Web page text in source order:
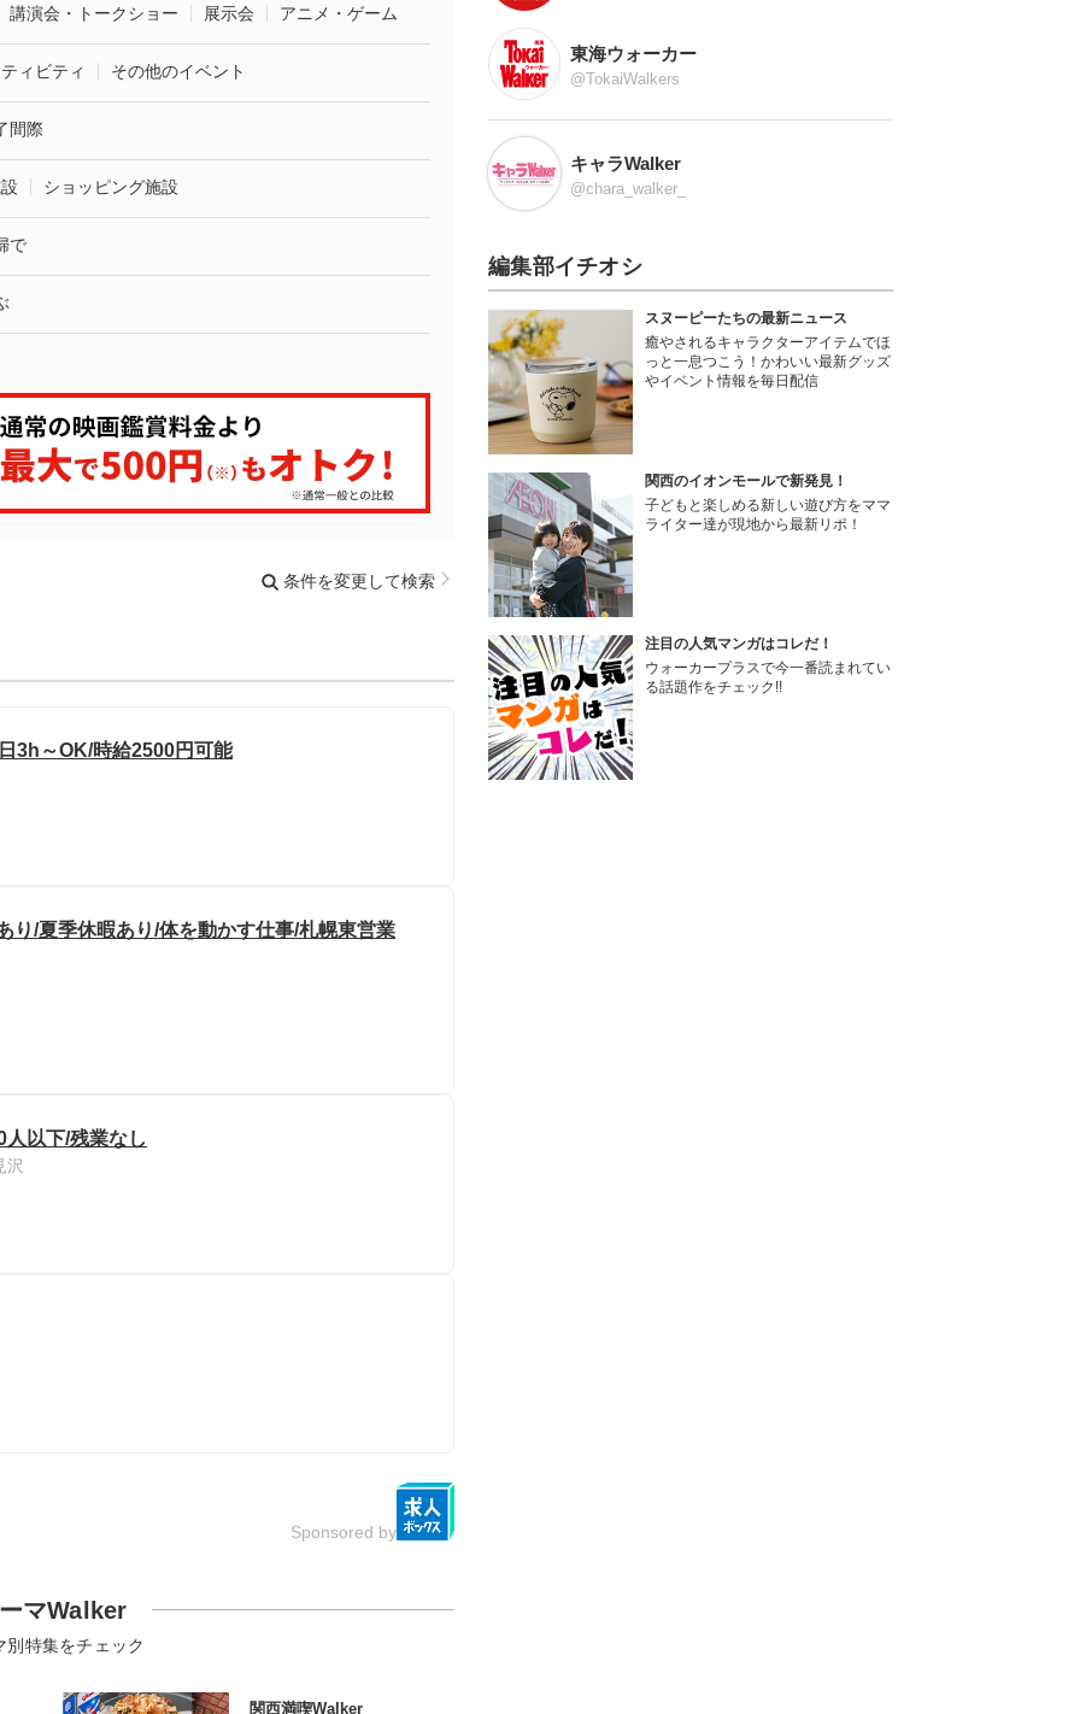
講演会・トークショー 展示会 アニメ・ゲーム
ィビティ その他のイベント
間際
ショッピング施設
で
条件を変更して検索
3h～OK/時給2500円可能
り/夏季休暇あり/体を動かす仕事/札幌東営業
以下/残業なし
沢
Sponsored by
マWalker
別特集をチェック
関西満喫Walker
東海ウォーカー
@TokaiWalkers
キャラWalker
@chara_walker_
編集部イチオシ
スヌーピーたちの最新ニュース
癒やされるキャラクターアイテムでほ
っと一息つこう！かわいい最新グッズ
やイベント情報を毎日配信
関西のイオンモールで新発見！
子どもと楽しめる新しい遊び方をママ
ライター達が現地から最新リポ！
注目の人気マンガはコレだ！
ウォーカープラスで今一番読まれてい
る話題作をチェック!!